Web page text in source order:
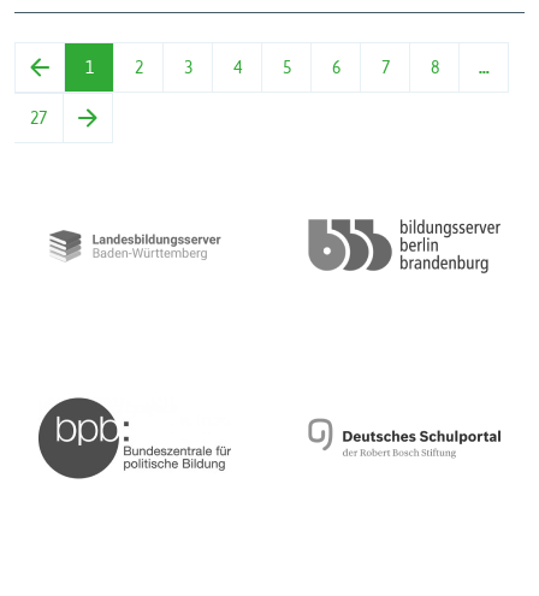
1 2 3 4 5 6 7 8 …
27